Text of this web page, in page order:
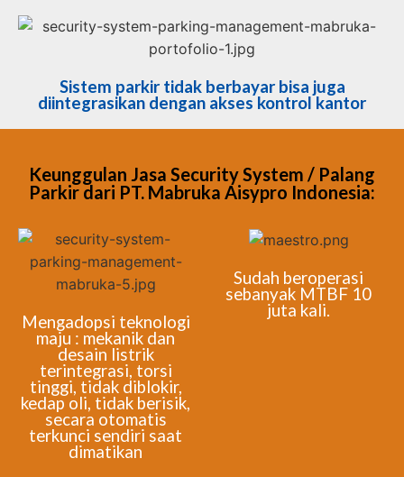
Sistem parkir tidak berbayar bisa juga
diintegrasikan dengan akses kontrol kantor
Keunggulan Jasa Security System / Palang
Parkir dari PT. Mabruka Aisypro Indonesia:
Mengadopsi teknologi
maju : mekanik dan
desain listrik
terintegrasi, torsi
tinggi, tidak diblokir,
kedap oli, tidak berisik,
secara otomatis
terkunci sendiri saat
dimatikan
Sudah beroperasi
sebanyak MTBF 10
juta kali.